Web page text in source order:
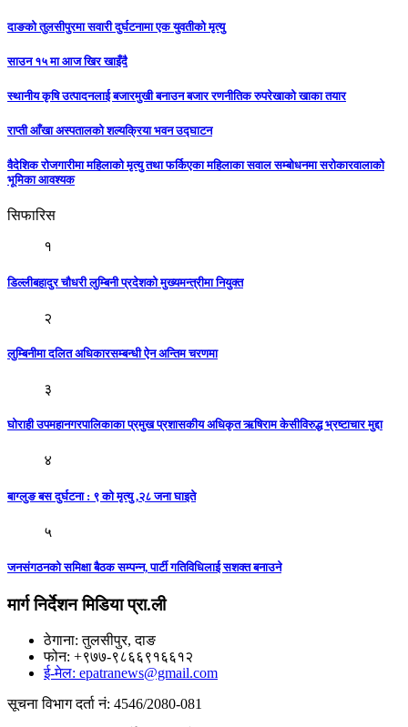
दाङको तुलसीपुरमा सवारी दुर्घटनामा एक युवतीको मृत्यु
साउन १५ मा आज खिर खाइँदै
स्थानीय कृषि उत्पादनलाई बजारमुखी बनाउन बजार रणनीतिक रुपरेखाको खाका तयार
राप्ती आँखा अस्पतालको शल्यक्रिया भवन उद्घाटन
वैदेशिक रोजगारीमा महिलाको मृत्यु तथा फर्किएका महिलाका सवाल सम्बोधनमा सरोकारवालाको
भूमिका आवश्यक
सिफारिस
१
डिल्लीबहादुर चौधरी लुम्बिनी प्रदेशको मुख्यमन्त्रीमा नियुक्त
२
लुम्बिनीमा दलित अधिकारसम्बन्धी ऐन अन्तिम चरणमा
३
घोराही उपमहानगरपालिकाका प्रमुख प्रशासकीय अधिकृत ऋषिराम केसीविरुद्ध भ्रष्टाचार मुद्दा
४
बाग्लुङ बस दुर्घटना : ९ काे मृत्यु ,२८ जना घाइते
५
जनसंगठनकाे समिक्षा बैठक सम्पन्न, पार्टी गतिविधिलाई सशक्त बनाउने
मार्ग निर्देशन मिडिया प्रा.ली
ठेगाना: तुलसीपुर, दाङ
फोन: +९७७-९८६६९१६६१२
ई-मेल: epatranews@gmail.com
सूचना विभाग दर्ता नं: 4546/2080-081